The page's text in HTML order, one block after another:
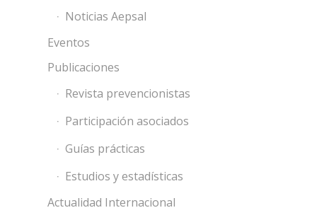
Noticias Aepsal
Eventos
Publicaciones
Revista prevencionistas
Participación asociados
Guías prácticas
Estudios y estadísticas
Actualidad Internacional